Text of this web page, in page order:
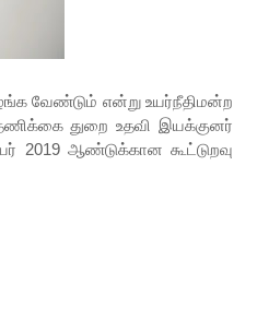
வேண்டும் என்று உயர்நீதிமன்ற
தணிக்கை துறை உதவி இயக்குனர்
2019 ஆண்டுக்கான கூட்டுறவு